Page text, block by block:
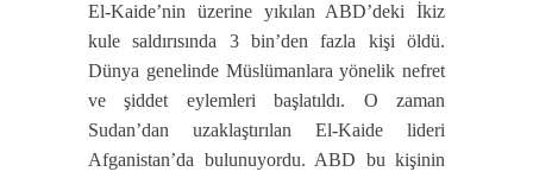
El-Kaide’nin üzerine yıkılan ABD’deki İkiz
kule saldırısında 3 bin’den fazla kişi öldü.
Dünya genelinde Müslümanlara yönelik nefret
ve şiddet eylemleri başlatıldı. O zaman
Sudan’dan uzaklaştırılan El-Kaide lideri
Afganistan’da bulunuyordu. ABD bu kişinin